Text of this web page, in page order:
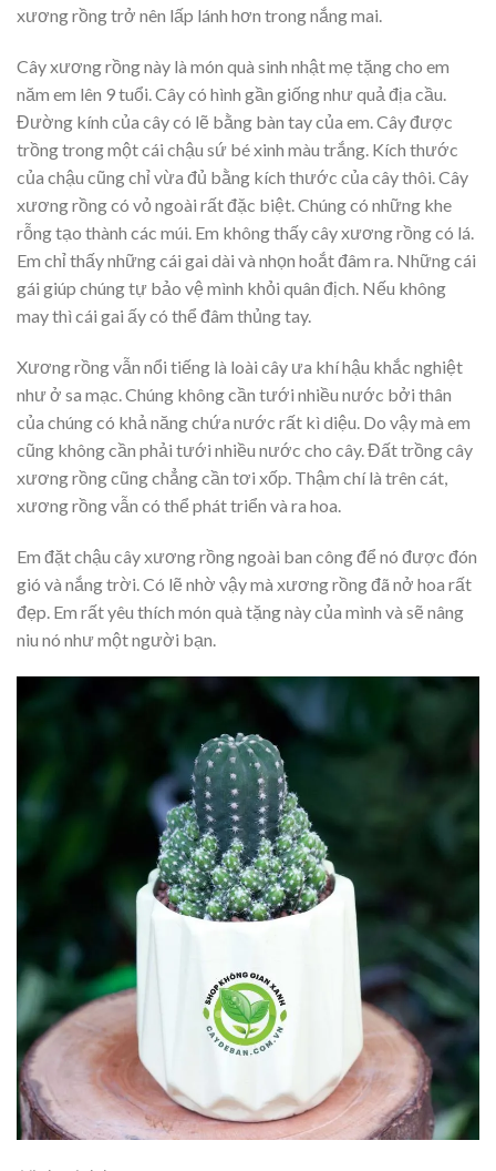
xương rồng trở nên lấp lánh hơn trong nắng mai.
Cây xương rồng này là món quà sinh nhật mẹ tặng cho em
năm em lên 9 tuổi. Cây có hình gần giống như quả địa cầu.
Đường kính của cây có lẽ bằng bàn tay của em. Cây được
trồng trong một cái chậu sứ bé xinh màu trắng. Kích thước
của chậu cũng chỉ vừa đủ bằng kích thước của cây thôi. Cây
xương rồng có vỏ ngoài rất đặc biệt. Chúng có những khe
rỗng tạo thành các múi. Em không thấy cây xương rồng có lá.
Em chỉ thấy những cái gai dài và nhọn hoắt đâm ra. Những cái
gái giúp chúng tự bảo vệ mình khỏi quân địch. Nếu không
may thì cái gai ấy có thể đâm thủng tay.
Xương rồng vẫn nổi tiếng là loài cây ưa khí hậu khắc nghiệt
như ở sa mạc. Chúng không cần tưới nhiều nước bởi thân
của chúng có khả năng chứa nước rất kì diệu. Do vậy mà em
cũng không cần phải tưới nhiều nước cho cây. Đất trồng cây
xương rồng cũng chẳng cần tơi xốp. Thậm chí là trên cát,
xương rồng vẫn có thể phát triển và ra hoa.
Em đặt chậu cây xương rồng ngoài ban công để nó được đón
gió và nắng trời. Có lẽ nhờ vậy mà xương rồng đã nở hoa rất
đẹp. Em rất yêu thích món quà tặng này của mình và sẽ nâng
niu nó như một người bạn.